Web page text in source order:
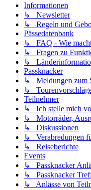
Informationen
↳ Newsletter
↳ Regeln und
Pässedatenbank
↳ FAQ - Wie
↳ Fragen zu
↳
Passknacker
↳ Meldungen zum
↳
Teilnehmer
↳ Ich stelle mich
↳ Motorräder,
↳ Diskussionen
↳ Verabredungen
↳ Reiseberichte
Events
↳ Passknacker
↳ Passknacker
↳ Anlässe von